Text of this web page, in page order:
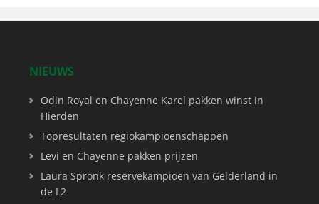
NIEUWS
Odin Royal en Chayenne Karel pakken winst in
Hierden
Topresultaten regiokampioenschappen
Levi en Chayenne pakken prijzen
Laura Spronk reservekampioen van Gelderland in
de L2